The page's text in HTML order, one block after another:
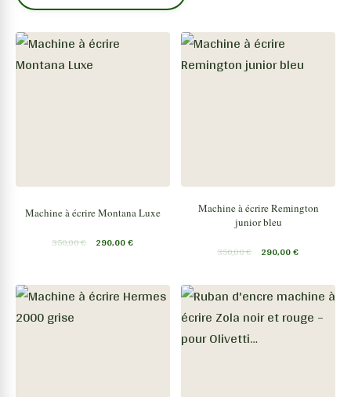
Machine à écrire Montana Luxe
350,00€ 290,00€
Machine à écrire Remington
junior bleu
350,00€ 290,00€